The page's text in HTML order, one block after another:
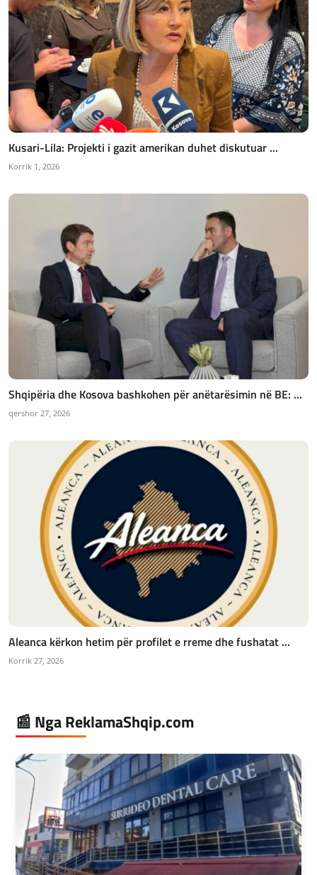
Kusari-Lila: Projekti i gazit amerikan duhet diskutuar ...
Korrik 1, 2026
Shqipëria dhe Kosova bashkohen për anëtarësimin në BE: ...
qershor 27, 2026
Aleanca kërkon hetim për profilet e rreme dhe fushatat ...
Korrik 27, 2026
📰 Nga ReklamaShqip.com